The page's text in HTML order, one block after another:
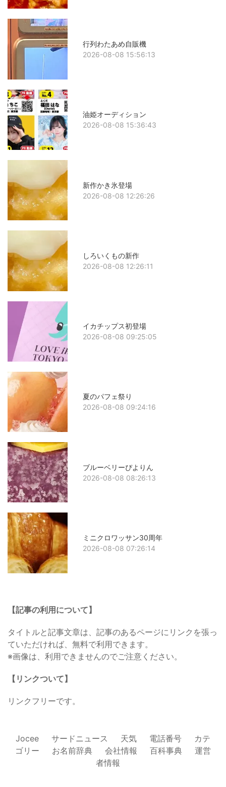
行列わたあめ自販機
2026-08-08 15:56:13
油姫オーディション
2026-08-08 15:36:43
新作かき氷登場
2026-08-08 12:26:26
しろいくもの新作
2026-08-08 12:26:11
イカチップス初登場
2026-08-08 09:25:05
夏のパフェ祭り
2026-08-08 09:24:16
ブルーベリーぴよりん
2026-08-08 08:26:13
ミニクロワッサン30周年
2026-08-08 07:26:14
【記事の利用について】
タイトルと記事文章は、記事のあるページにリンクを張っ
ていただければ、無料で利用できます。
※画像は、利用できませんのでご注意ください。
【リンクついて】
リンクフリーです。
Jocee サードニュース 天気 電話番号
カテ
ゴリー
お名前辞典 会社情報 百科事典
運営
者情報